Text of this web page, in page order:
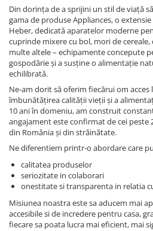
Din dorința de a sprijini un stil de viață
gama de produse Appliances, o
Heber, dedicată aparatelor moderne
cuprinde mixere cu bol, mori de
multe altele – echipamente concepute
gospodărie și a susține o alimentație
echilibrată.
Ne-am dorit să oferim fiecărui om
îmbunătățirea calității vieții și a
10 ani în domeniu, am construit
angajament este confirmat de cei peste
din România și din străinătate.
Ne diferentiem printr-o abordare care
calitatea produselor
seriozitate in colaborari
onestitate si transparenta in relatia
Misiunea noastra este sa aducem mai
accesibile si de incredere pentru casa,
fiecare sa poata lucra mai eficient, mai